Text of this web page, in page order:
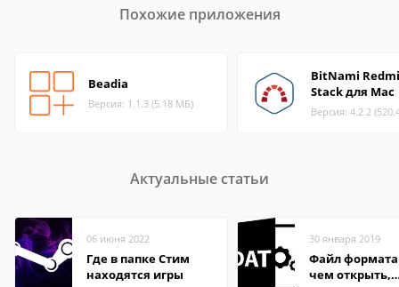
Похожие приложения
Beadia
Версия: 1.1.3 (5.18 МБ)
BitNami
Stack для Mac
Версия: 4.2.2
Актуальные статьи
06 июня 2022
Где в папке Стим
находятся игры
30 января 2019
Файл формата
чем открыть,